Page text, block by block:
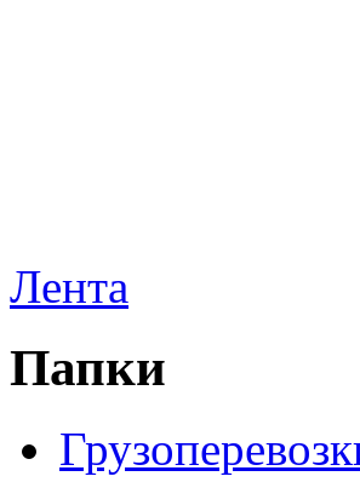
Лента
Папки